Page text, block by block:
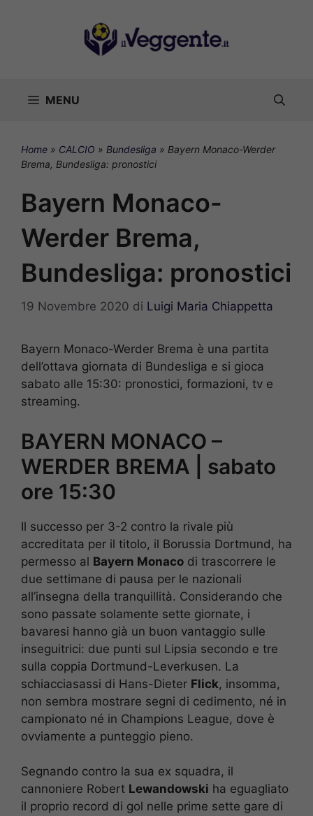
MENU
Home » CALCIO » Bundesliga » Bayern Monaco-Werder
Brema, Bundesliga: pronostici
Bayern Monaco-
Werder Brema,
Bundesliga: pronostici
19 Novembre 2020 di Luigi Maria Chiappetta
Bayern Monaco-Werder Brema è una partita
dell’ottava giornata di Bundesliga e si gioca
sabato alle 15:30: pronostici, formazioni, tv e
streaming.
BAYERN MONACO –
WERDER BREMA | sabato
ore 15:30
Il successo per 3-2 contro la rivale più
accreditata per il titolo, il Borussia Dortmund, ha
permesso al Bayern Monaco di trascorrere le
due settimane di pausa per le nazionali
all’insegna della tranquillità. Considerando che
sono passate solamente sette giornate, i
bavaresi hanno già un buon vantaggio sulle
inseguitrici: due punti sul Lipsia secondo e tre
sulla coppia Dortmund-Leverkusen. La
schiacciasassi di Hans-Dieter Flick, insomma,
non sembra mostrare segni di cedimento, né in
campionato né in Champions League, dove è
ovviamente a punteggio pieno.
Segnando contro la sua ex squadra, il
cannoniere Robert Lewandowski ha eguagliato
il proprio record di gol nelle prime sette gare di